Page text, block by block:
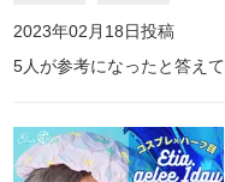
2023年02月18日投稿
5人が参考になったと答え